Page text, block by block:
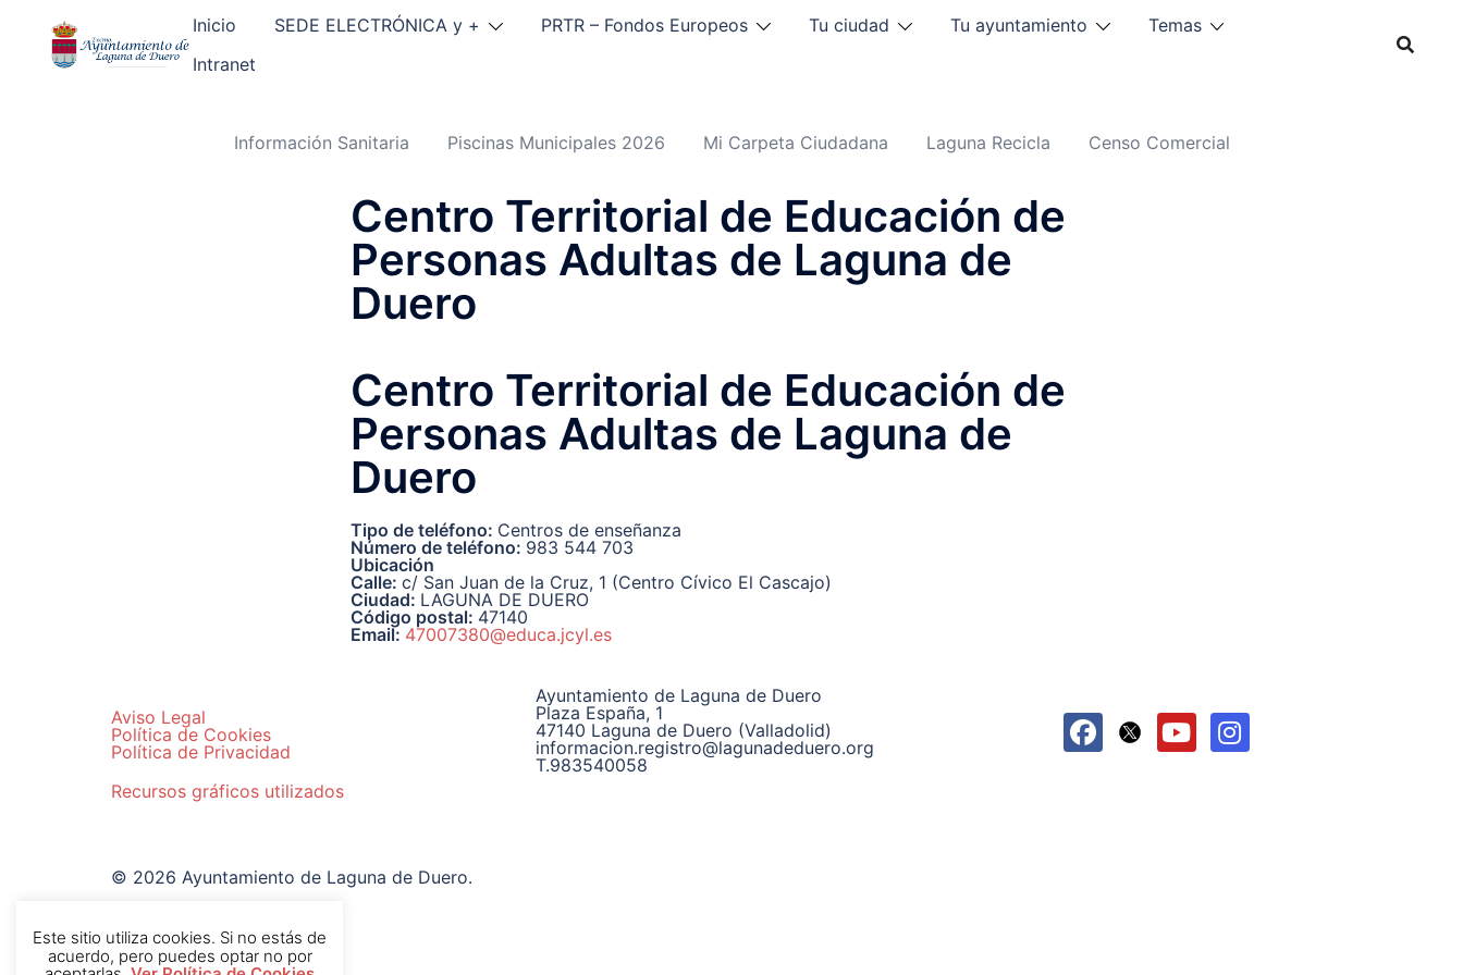
contenido
Inicio SEDE ELECTRÓNICA y + PRTR – Fondos Europeos Tu ciudad Tu ayuntamiento
Temas
Intranet
Información Sanitaria Piscinas Municipales 2026 Mi Carpeta Ciudadana Laguna Recicla Censo Comercial
Centro Territorial de Educación de
Personas Adultas de Laguna de
Duero
Centro Territorial de Educación de
Personas Adultas de Laguna de
Duero
Tipo de teléfono: Centros de enseñanza
Número de teléfono: 983 544 703
Ubicación
Calle: c/ San Juan de la Cruz, 1 (Centro Cívico El Cascajo)
Ciudad: LAGUNA DE DUERO
Código postal: 47140
Email: 47007380@educa.jcyl.es
Aviso Legal
Política de Cookies
Política de Privacidad
Recursos gráficos utilizados
Ayuntamiento de Laguna de Duero
Plaza España, 1
47140 Laguna de Duero (Valladolid)
informacion.registro@lagunadeduero.org
T.983540058
© 2026 Ayuntamiento de Laguna de Duero.
Este sitio utiliza cookies. Si no estás de
acuerdo, pero puedes optar no por